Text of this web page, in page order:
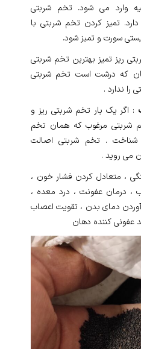
وارد می شود. تخم شربتی
تمیز کردن تخم شربتی با
سورت و تمیز شود.
ریز تمیز بهترین تخم شربتی
که درشت است تخم شربتی
ندارد .
: اگر یک بار تخم شربتی ریز و
شربتی مرغوب که همان تخم
شناخت . تخم شربتی اصالت
می روید .
، متعادل کردن فشار خون ،
، درمان عفونت ، درد معده ،
دمای بدن ، تقویت اعصاب
کننده دهان